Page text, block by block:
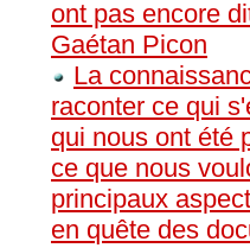
ont pas encore
Gaétan Picon
La
raconter ce qui
qui nous ont été
ce que nous
principaux
en quête des